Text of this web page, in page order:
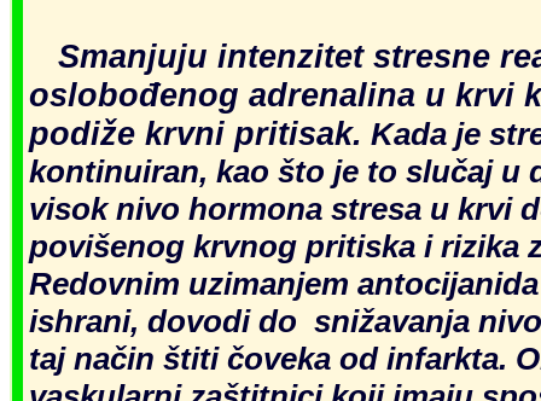
Smanjuju intenzitet stresne
oslobođenog adrenalina u krvi
podiže krvni pritisak. Kada je
kontinuiran, kao što je to slučaj u
visok nivo hormona stresa u krvi
povišenog krvnog pritiska i rizika
Redovnim uzimanjem
ishrani, dovodi do snižavanja
taj način štiti čoveka od infarkta.